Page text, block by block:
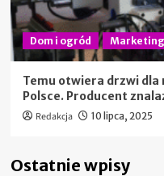
Dom i ogród Marketing
Temu otwiera drzwi dla
Polsce. Producent
Redakcja 10 lipca, 2025
Ostatnie wpisy